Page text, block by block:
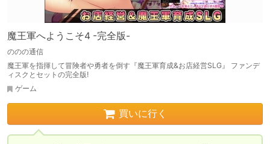
魔王軍へようこそ4 -完全版-
ののの通信
魔王軍を指揮して冒険者や勇者を倒す『魔王軍育成&お店経営SLG』 ファンデ
ィスクとセットの完全版!
ゲーム
買いに行く